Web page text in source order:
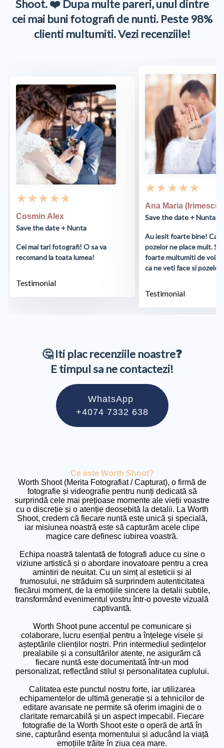
Shoot. ❤️ Dupa multe pareri, unul dintre
cei mai buni fotografi de nunti. Peste 98%
clienti multumiti. Vezi recenziile!
★ ★ ★ ★ ★
Cosmin Alex
Save the date + Nunta
Cei mai tari fotografi! O sa va
recomand la toata lumea!
Testimonial
★ ★ ★ ★ ★
Ana Maria (Irimescu)
Save the date + Nunta
Au iesit foarte bine!
pozelor ne place mult.
foarte multumiti de voi,
ca ne veti face si pozele
Testimonial
🤔 Iti plac recenziile noastre❓
E timpul sa ne contactezi!
WhatsApp
+4074 7332 638
Ce este Worth Shoot?
Worth Shoot (Merita Fotografiat / Capturat), o firmă de
fotografie și videografie pentru nunți dedicată să
surprindă cele mai prețioase momente ale vieții voastre
cu o discreție și o atenție deosebită la detalii. La Worth
Shoot, credem că fiecare nuntă este unică și specială,
iar misiunea noastră este să capturăm acele clipe
magice care definesc iubirea voastră.
Echipa noastră talentată de fotografi aduce cu sine o
viziune artistică și o abordare inovatoare pentru a crea
amintiri de neuitat. Cu un simț al esteticii și al
frumosului, ne străduim să surprindem autenticitatea
fiecărui moment, de la emoțiile sincere la detalii subtile,
transformând evenimentul vostru într-o poveste vizuală
captivantă.
Worth Shoot pune accentul pe comunicare și
colaborare, lucru esențial pentru a înțelege visele și
așteptările clienților noștri. Prin intermediul ședințelor
prealabile și a consultărilor atente, ne asigurăm că
fiecare nuntă este documentată într-un mod
personalizat, reflectând stilul și personalitatea cuplului.
Calitatea este punctul nostru forte, iar utilizarea
echipamentelor de ultimă generație și a tehnicilor de
editare avansate ne permite să oferim imagini de o
claritate remarcabilă și un aspect impecabil. Fiecare
fotografie de la Worth Shoot este o operă de artă în
sine, capturând esența momentului și aducând la viață
emoțiile trăite în ziua cea mare.